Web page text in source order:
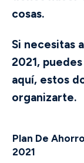
cosas.
Si necesitas
2021,
aquí, estos
organizarte.
Plan De
2021